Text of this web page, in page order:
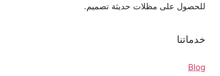
للحصول على مظلات حديثة تصميم.
خدماتنا
Blog